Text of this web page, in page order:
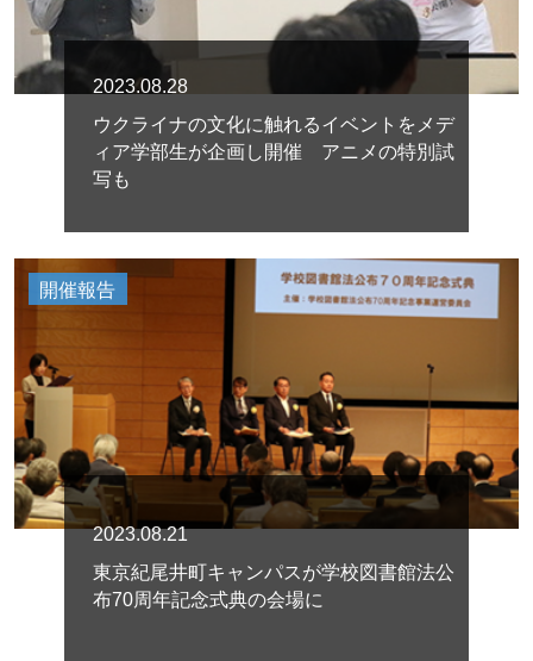
2023.08.28
ウクライナの文化に触れるイベントをメデ
ィア学部生が企画し開催 アニメの特別試
写も
開催報告
2023.08.21
東京紀尾井町キャンパスが学校図書館法公
布70周年記念式典の会場に